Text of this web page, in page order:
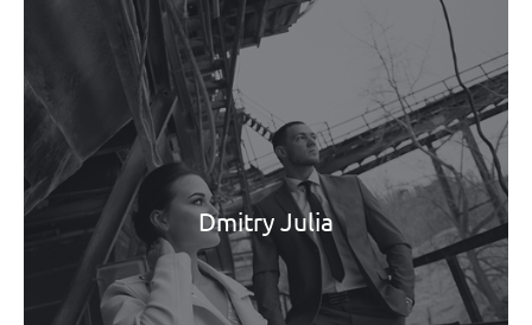
Dmitry Julia